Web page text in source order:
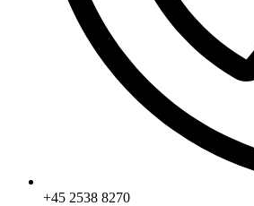
+45 2538 8270